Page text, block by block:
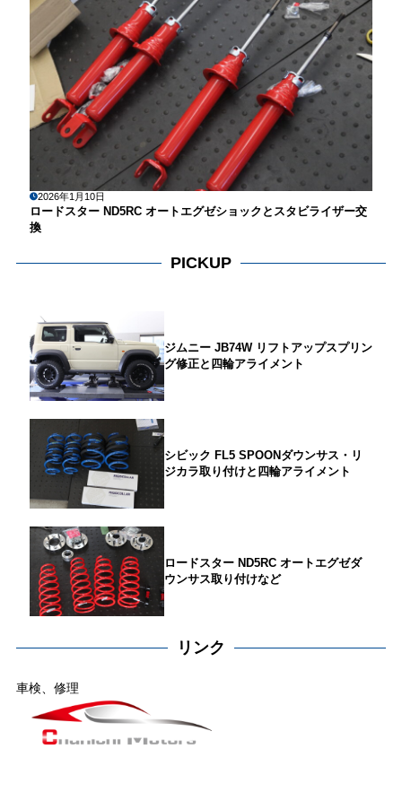
2026年1月10日
ロードスター ND5RC オートエグゼショックとスタビライザー交
換
PICKUP
ジムニー JB74W リフトアップスプリン
グ修正と四輪アライメント
シビック FL5 SPOONダウンサス・リ
ジカラ取り付けと四輪アライメント
ロードスター ND5RC オートエグゼダ
ウンサス取り付けなど
リンク
車検、修理